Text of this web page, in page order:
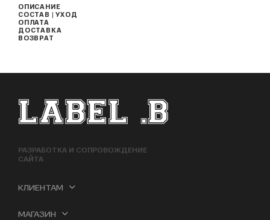
ОПИСАНИЕ
СОСТАВ | УХОД
ОПЛАТА
ДОСТАВКА
ВОЗВРАТ
ФУТЕР САЙТА
РАЗРАБОТКА И СОПРОВОЖДЕНИЕ
САЙТА
КЛИЕНТАМ
МАГАЗИН